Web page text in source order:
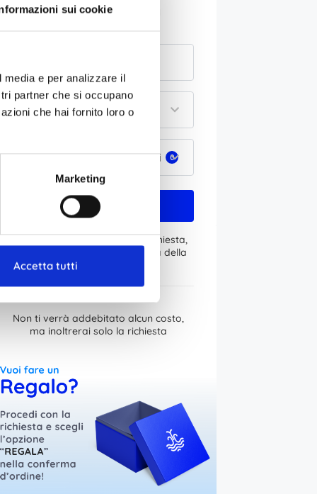
sui cookie
e per analizzare il
partner che si occupano
che hai fornito loro o
Marketing
Accetta tutti
Verifica disponibilità
Ospiti 1
Servizi extra e supplementi 0
Procedi
Tariffe bambini e ragazzi su richiesta,
specificalo durante la conferma della
Non ti verrà addebitato alcun costo,
ma inoltrerai solo la richiesta